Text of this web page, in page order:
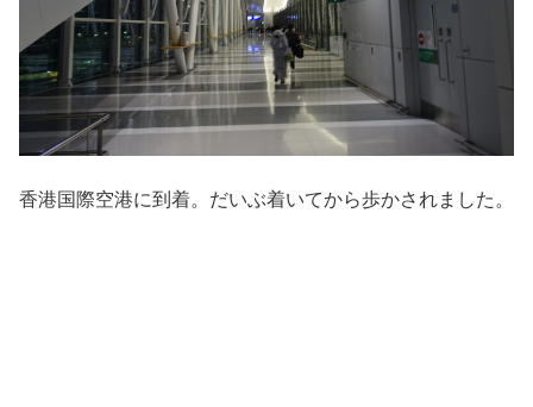
香港国際空港に到着。だいぶ着いてから歩かされました。